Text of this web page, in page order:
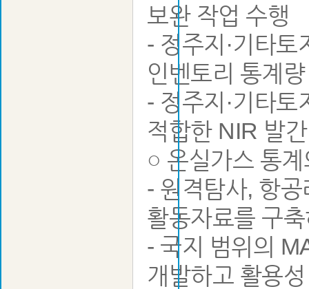
보완 작업 수행
- 정주지·기타
인벤토리 통계
- 정주지·기타
적합한 NIR 발
○ 온실가스 통
- 원격탐사, 항
활동자료를 구
- 국지 범위의
개발하고 활용